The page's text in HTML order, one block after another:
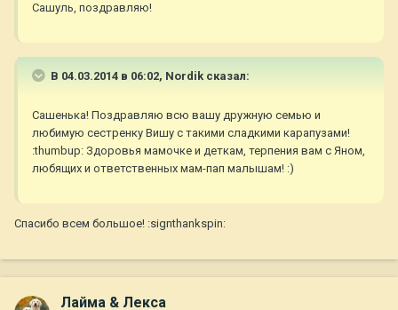
Сашуль, поздравляю!
В 04.03.2014 в 06:02, Nordik сказал:
Сашенька! Поздравляю всю вашу дружную семью и
любимую сестренку Вишу с такими сладкими карапузами!
:thumbup: Здоровья мамочке и деткам, терпения вам с Яном,
любящих и ответственных мам-пап малышам! :)
Спасибо всем большое! :signthankspin:
Лайма & Лекса